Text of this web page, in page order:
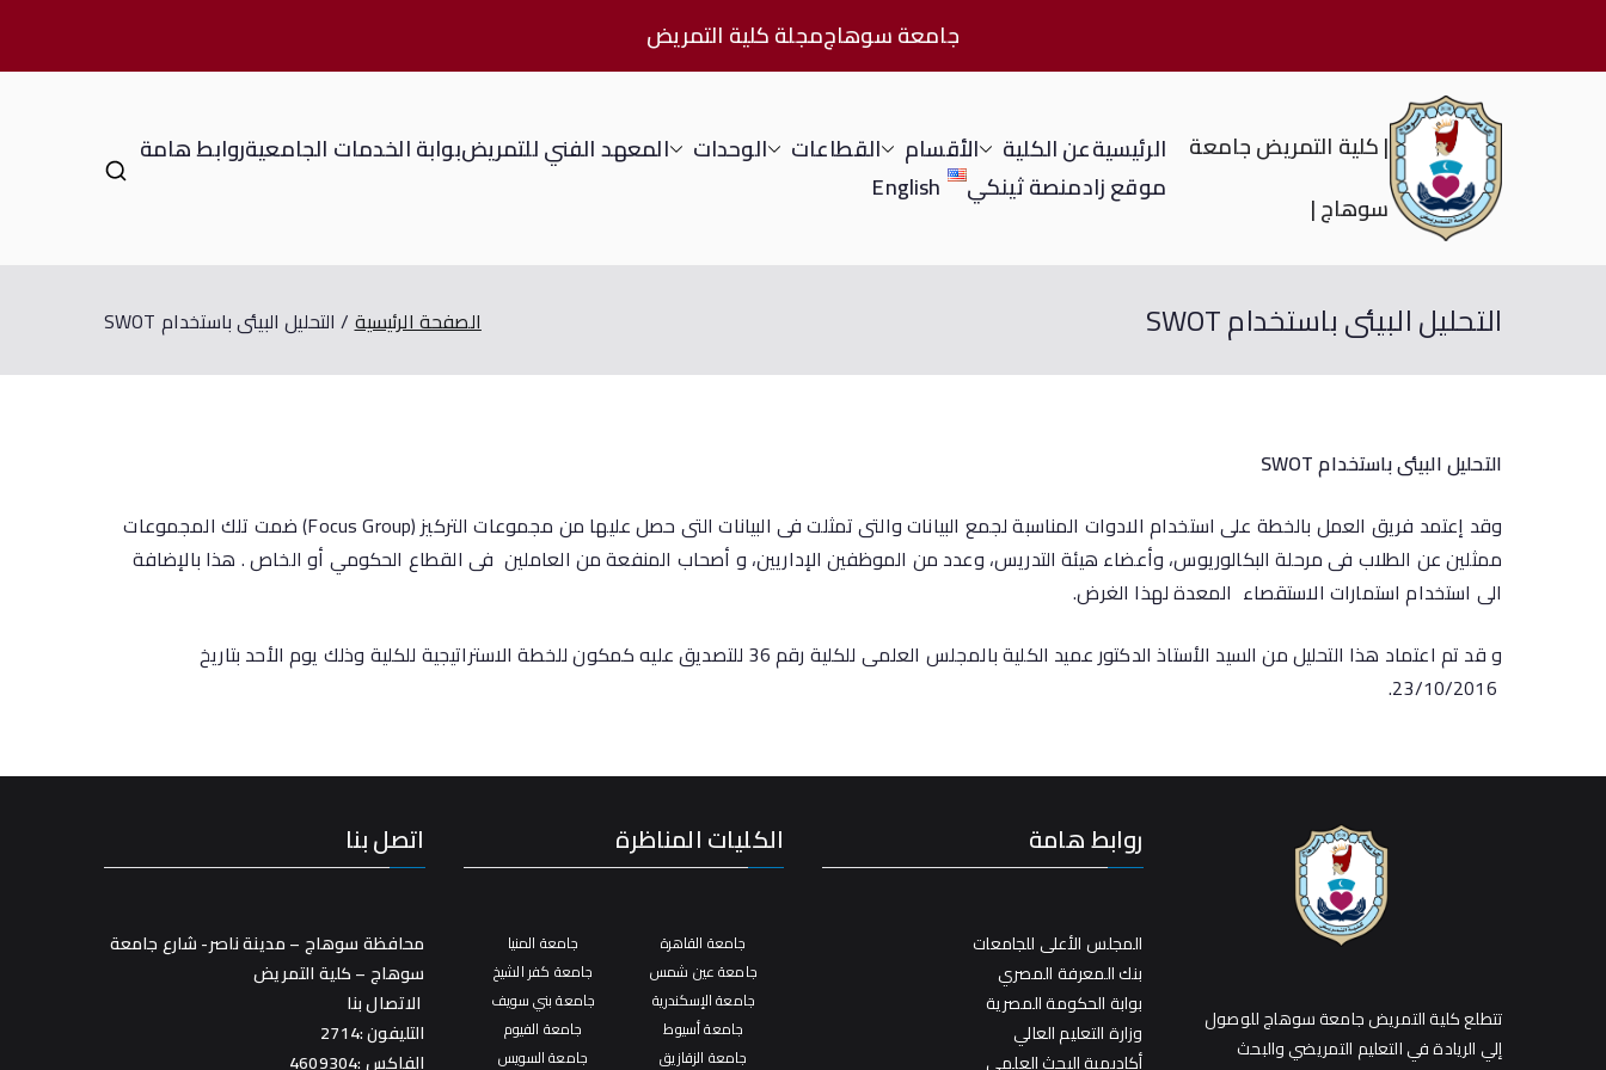
جامعة سوهاجمجلة كلية التمريض
| كلية التمريض جامعة
سوهاج |
الرئيسيةعن الكلية الأقسام القطاعات الوحدات المعهد الفني للتمريضبوابة الخدمات الجامعيةروابط هامة
موقع زادمنصة ثينكي English
التحليل البيئى باستخدام SWOT الصفحة الرئيسية التحليل البيئى باستخدام SWOT
التحليلالبيئىباستخدامSWOT
وقد إعتمد فريق العمل بالخطة على استخدام الادوات المناسبة لجمع البيانات والتى تمثلت فى البيانات التى حصل عليها من مجموعات التركيز (Focus Group) ضمت تلك المجموعات
ممثلين عن الطلاب فى مرحلة البكالوريوس، وأعضاء هيئة التدريس، وعدد من الموظفين الإداريين، و أصحاب المنفعة من العاملين فى القطاع الحكومي أو الخاص . هذا بالإضافة
الى استخدام استمارات الاستقصاء المعدة لهذا الغرض.
و قد تم اعتماد هذا التحليل من السيد الأستاذ الدكتور عميد الكلية بالمجلس العلمى للكلية رقم 36 للتصديق عليه كمكون للخطة الاستراتيجية للكلية وذلك يوم الأحد بتاريخ
تتطلع كلية التمريض جامعة سوهاج للوصول
إلي الريادة في التعليم التمريضي والبحث
روابط هامة
المجلس الأعلى للجامعات
بنك المعرفة المصري
بوابة الحكومة المصرية
وزارة التعليم العالي
أكاديمية البحث العلمي
الكليات المناظرة
جامعة القاهرة
جامعة عين شمس
جامعة الإسكندرية
جامعة أسيوط
جامعة الزقازيق
جامعة المنيا
جامعة كفر الشيخ
جامعة بني سويف
جامعة الفيوم
جامعة السويس
اتصل بنا
محافظة سوهاج – مدينة ناصر- شارع جامعة
سوهاج – كلية التمريض
الاتصال بنا
التليفون :2714
الفاكس :4609304